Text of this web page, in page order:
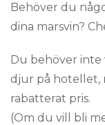
Behöver du
dina marsvin?
Du behöver inte
djur på hotellet,
rabatterat pris.
(Om du vill bli